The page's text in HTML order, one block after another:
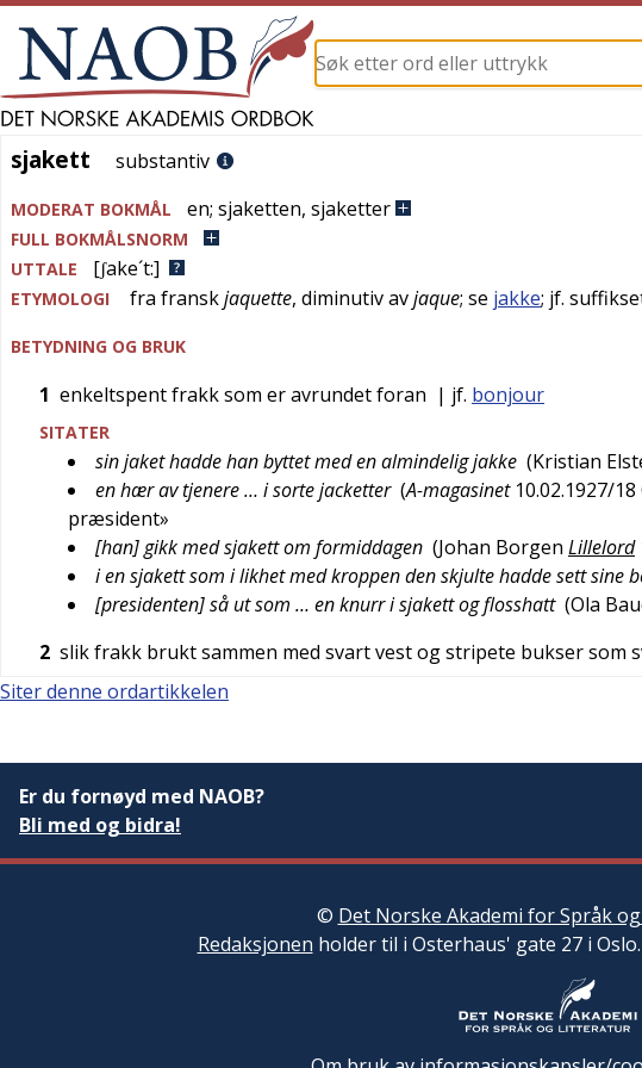
sjakett
sjakett substantiv
MODERAT BOKMÅL en; sjaketten, sjaketter
FULL BOKMÅLSNORM
UTTALE
[ʃake´t:]
ETYMOLOGI fra franskjaquette, diminutiv avjaque; se jakke; jf.
BETYDNING OG BRUK
1 enkeltspent frakk som er avrundet foran | jf. bonjour
SITATER
sin jaket hadde han byttet med en almindelig jakke (Kristian
en hær av tjenere … i sorte jacketter (A-magasinet 10.02.1927/18
præsident»
[han] gikk med sjakett om formiddagen (Johan Borgen Lillelord
i en sjakett som i likhet med kroppen den skjulte hadde sett sine
[presidenten] så ut som … en knurr i sjakett og flosshatt (Ola
2 slik frakk brukt sammen med svart vest og stripete bukser
Siter denne ordartikkelen
Er du fornøyd med NAOB?
Bli med og bidra!
© Det Norske Akademi for Språk
Redaksjonen holder til i Osterhaus' gate 27 i Oslo.